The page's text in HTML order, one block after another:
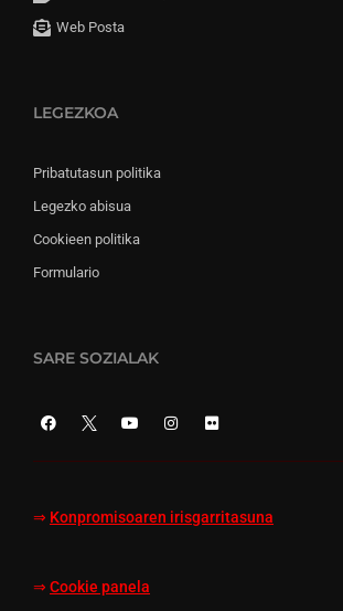
Web Posta
LEGEZKOA
Pribatutasun politika
Legezko abisua
Cookieen politika
Formulario
SARE SOZIALAK
⇒ Konpromisoaren irisgarritasuna
⇒ Cookie panela